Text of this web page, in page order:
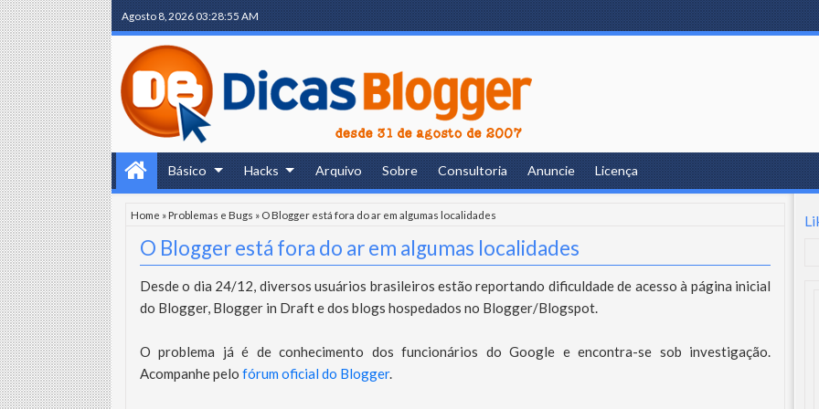
Agosto 8, 202603:28:56 AM
Básico Hacks Arquivo Sobre Consultoria Anuncie Licença
Home »Problemas e Bugs » O Blogger está fora do ar em algumas localidades
O Blogger está fora do ar em algumas localidades
Desde o dia 24/12, diversos usuários brasileiros estão reportando dificuldade de acesso à página inicial
do Blogger, Blogger in Draft e dos blogs hospedados no Blogger/Blogspot.
O problema já é de conhecimento dos funcionários do Google e encontra-se sob investigação.
Acompanhe pelo fórum oficial do Blogger.